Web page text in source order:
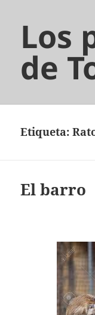
Los
de
Etiqueta:
El barro